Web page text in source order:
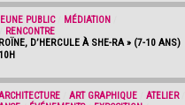
PUBLIC/ MÉDIATION
RENCONTRE
D’HERCULE À SHE-RA » (7-10 ANS)
ART GRAPHIQUE ATELIER/